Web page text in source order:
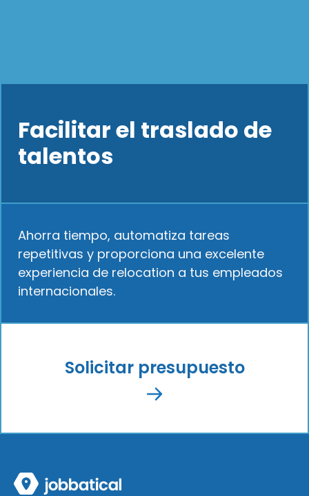
Facilitar el traslado de
talentos
Ahorra tiempo, automatiza tareas
repetitivas y proporciona una excelente
experiencia de relocation a tus empleados
internacionales.
Solicitar presupuesto